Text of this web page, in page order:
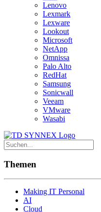
Lenovo
Lexmark
Lexware
Lookout
Microsoft
NetApp
Omnissa
Palo Alto
RedHat
Samsung
Sonicwall
Veeam
VMware
Wasabi
Themen
Making IT Personal
AI
Cloud